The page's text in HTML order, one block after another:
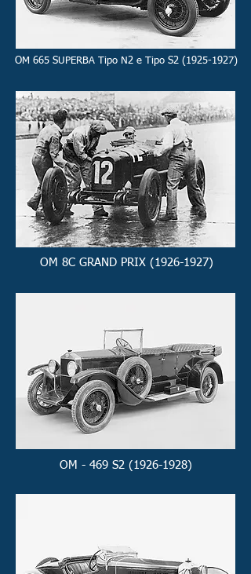
OM 665 SUPERBA Tipo N2 e Tipo S2 (1925-1927)
OM 8C GRAND PRIX (1926-1927)
OM - 469 S2 (1926-1928)